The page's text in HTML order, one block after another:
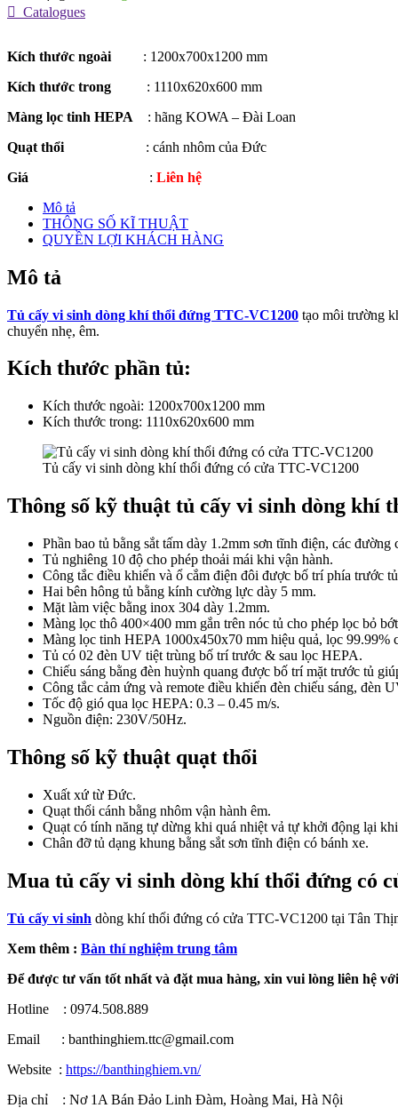
Catalogues
Kích thước ngoài : 1200x700x1200 mm
Kích thước trong : 1110x620x600 mm
Màng lọc tinh HEPA : hãng KOWA – Đài Loan
Quạt thổi : cánh nhôm của Đức
Giá : Liên hệ
Mô tả
THÔNG SỐ KĨ THUẬT
QUYỀN LỢI KHÁCH HÀNG
Mô tả
Tủ cấy vi sinh dòng khí thổi đứng TTC-VC1200 tạo môi trường
chuyển nhẹ, êm.
Kích thước phần tủ:
Kích thước ngoài: 1200x700x1200 mm
Kích thước trong: 1110x620x600 mm
Tủ cấy vi sinh dòng khí thổi đứng có cửa TTC-VC1200
Thông số kỹ thuật tủ cấy vi sinh dòng khí
Phần bao tủ bằng sắt tấm dày 1.2mm sơn tĩnh điện, các
Tủ nghiêng 10 độ cho phép thoải mái khi vận hành.
Công tắc điều khiển và ổ cắm điện đôi được bố trí phía trước
Hai bên hông tủ bằng kính cường lực dày 5 mm.
Mặt làm việc bằng inox 304 dày 1.2mm.
Màng lọc thô 400×400 mm gắn trên nóc tủ cho phép lọc bỏ
Màng lọc tinh HEPA 1000x450x70 mm hiệu quả, lọc
Tủ có 02 đèn UV tiệt trùng bố trí trước & sau lọc HEPA.
Chiếu sáng bằng đèn huỳnh quang được bố trí mặt trước tủ
Công tắc cảm ứng và remote điều khiển đèn chiếu sáng, đèn
Tốc độ gió qua lọc HEPA: 0.3 – 0.45 m/s.
Nguồn điện: 230V/50Hz.
Thông số kỹ thuật quạt thổi
Xuất xứ từ Đức.
Quạt thổi cánh bằng nhôm vận hành êm.
Quạt có tính năng tự dừng khi quá nhiệt vả tự khởi động lại
Chân đỡ tủ dạng khung bằng sắt sơn tĩnh điện có bánh xe.
Mua tủ cấy vi sinh dòng khí thổi đứng có
Tủ cấy vi sinh dòng khí thổi đứng có cửa TTC-VC1200 tại Tân
Xem thêm : Bàn thí nghiệm trung tâm
Để được tư vấn tốt nhất và đặt mua hàng, xin vui lòng liên hệ
Hotline : 0974.508.889
Email : banthinghiem.ttc@gmail.com
Website : https://banthinghiem.vn/
Địa chỉ : Nơ 1A Bán Đảo Linh Đàm, Hoàng Mai, Hà Nội